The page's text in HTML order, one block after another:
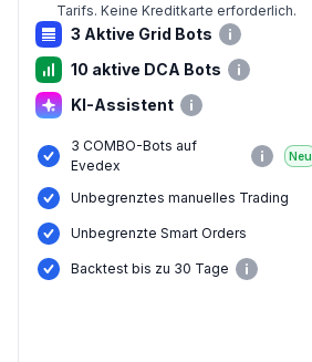
Tarifs. Keine Kreditkarte erforderlich.
3 Aktive Grid Bots
10 aktive DCA Bots
KI-Assistent
3 COMBO-Bots auf
Evedex
Neu
Unbegrenztes manuelles Trading
Unbegrenzte Smart Orders
Backtest bis zu 30 Tage